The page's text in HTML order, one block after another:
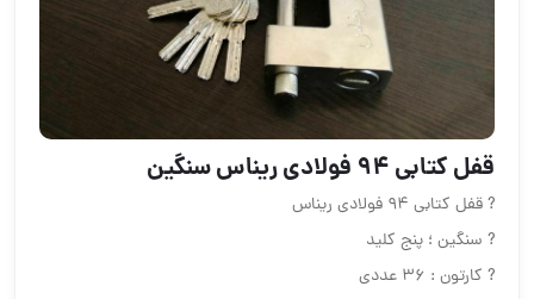
قفل کتابی 94 فولادی ریناس سنگین
? قفل کتابی 94 فولادی ریناس
? سنگین ؛ پنج کلید
? کارتون : 36 عددی